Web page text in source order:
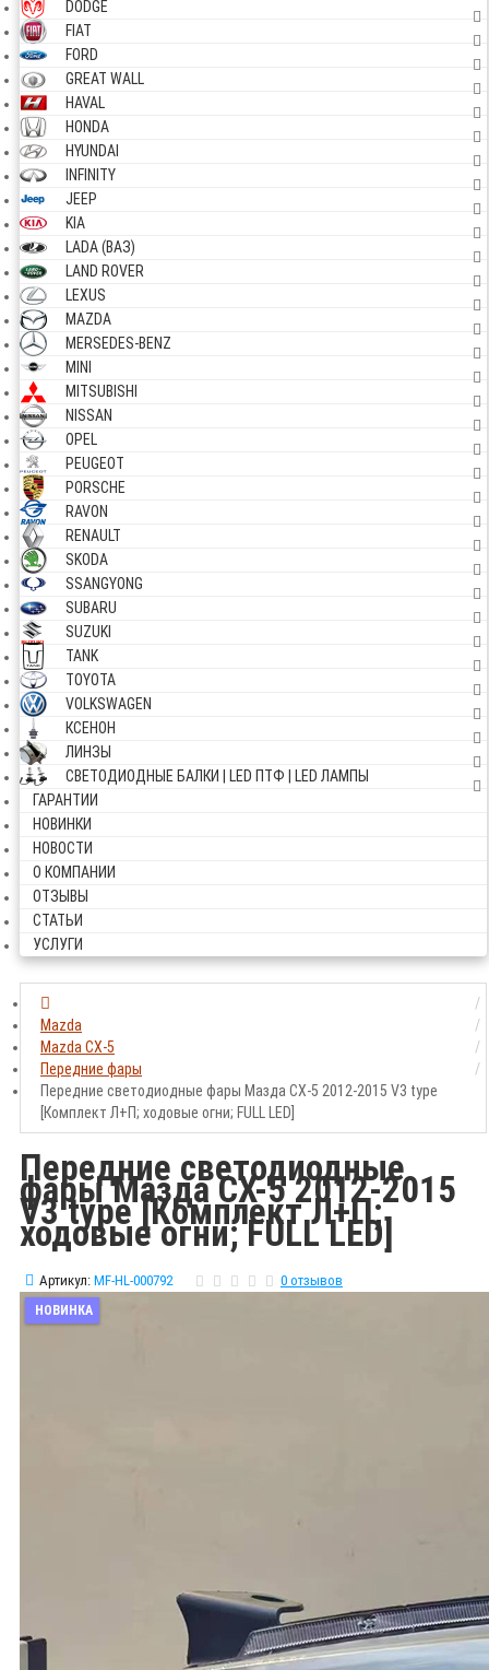
DODGE
FIAT
FORD
GREAT WALL
HAVAL
HONDA
HYUNDAI
INFINITY
JEEP
KIA
LADA (ВАЗ)
LAND ROVER
LEXUS
MAZDA
MERSEDES-BENZ
MINI
MITSUBISHI
NISSAN
OPEL
PEUGEOT
PORSCHE
RAVON
RENAULT
SKODA
SSANGYONG
SUBARU
SUZUKI
TANK
TOYOTA
VOLKSWAGEN
КСЕНОН
ЛИНЗЫ
СВЕТОДИОДНЫЕ БАЛКИ | LED ПТФ | LED ЛАМПЫ
ГАРАНТИИ
НОВИНКИ
НОВОСТИ
О КОМПАНИИ
ОТЗЫВЫ
СТАТЬИ
УСЛУГИ
Mazda
Mazda CX-5
Передние фары
Передние светодиодные фары Мазда СХ-5 2012-2015 V3 type
[Комплект Л+П; ходовые огни; FULL LED]
Передние светодиодные
фары Мазда СХ-5 2012-2015
V3 type [Комплект Л+П;
ходовые огни; FULL LED]
Артикул: MF-HL-000792 0 отзывов
НОВИНКА